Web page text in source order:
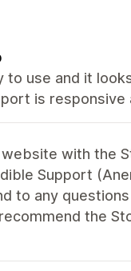
to use and it
is responsive
with the
Support
to any
the